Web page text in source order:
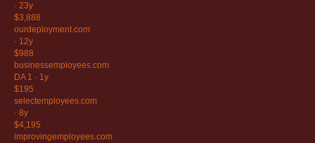
· 23y
$3,888
ourdeployment.com
· 12y
$988
businessemployees.com
DA 1 · 1y
$195
selectemployees.com
· 8y
$4,195
improvingemployees.com